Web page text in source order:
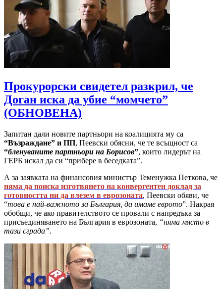
Прокурорски свидетел разкрил, че
Доган иска да убие “момчето”
(ОБНОВЕНА)
Запитан дали новите партньори на коалицията му са
“Възраждане” и ПП, Пеевски обясни, че те всъщност са
“бленуваните партньори на Борисов”, които лидерът на
ГЕРБ искал да си “прибере в беседката”.
А за заявката на финансовия министър Теменужка Петкова, че
няма да поиска изготвянето на конвергентен доклад за
готовността ни да влезем в еврозоната, Пеевски обяви, че
“това е най-важното за България, да имаме еврото”. Накрая
обобщи, че ако правителството се провали с напредъка за
присъединяването на България в еврозоната, “няма място в
тази сграда”.